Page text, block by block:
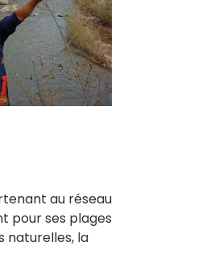
au réseau
pour ses plages
naturelles, la